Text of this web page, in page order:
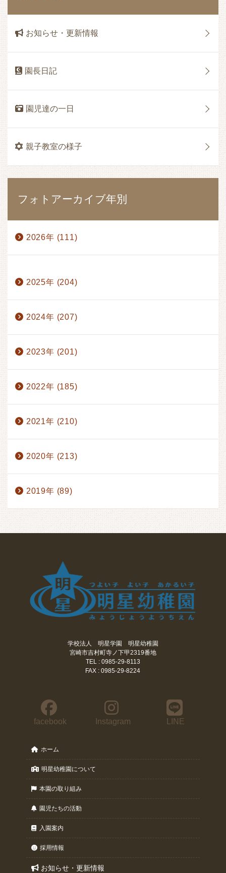
お知らせ・更新情報
園長日記
園児達の一日
親子教室の様子
フォトアーカイブ年別
2026年 (111)
2025年 (204)
2024年 (207)
2023年 (201)
2022年 (185)
2021年 (210)
2020年 (213)
2019年 (89)
学校法人 明星学園 明星幼稚園
宮崎市吉村町寺ノ下甲2319番地
TEL : 0985-29-8113
FAX : 0985-29-8224
facebook Instagram LINE
ホーム
明星幼稚園について
本園の取り組み
園児たちの活動
入園案内
採用情報
お知らせ・更新情報